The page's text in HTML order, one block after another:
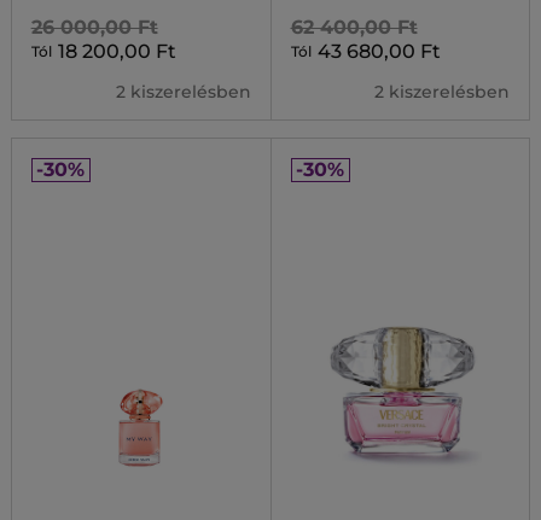
26 000,00 Ft
Tól 18 200,00 Ft
2 kiszerelésben
62 400,00 Ft
Tól 43 680,00 Ft
2 kiszerelésben
-30% -30%